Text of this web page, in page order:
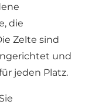
die
Zelte sind
und
jeden Platz.